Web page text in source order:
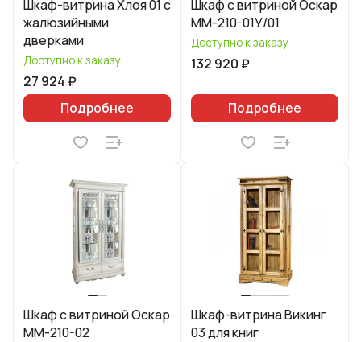
Шкаф-витрина Хлоя 01 с
жалюзийными
дверками
Доступно к заказу
27 924 ₽
Подробнее
Шкаф с витриной Оскар
ММ-210-01У/01
Доступно к заказу
132 920 ₽
Подробнее
Шкаф с витриной Оскар
ММ-210-02
Шкаф-витрина Викинг
03 для книг